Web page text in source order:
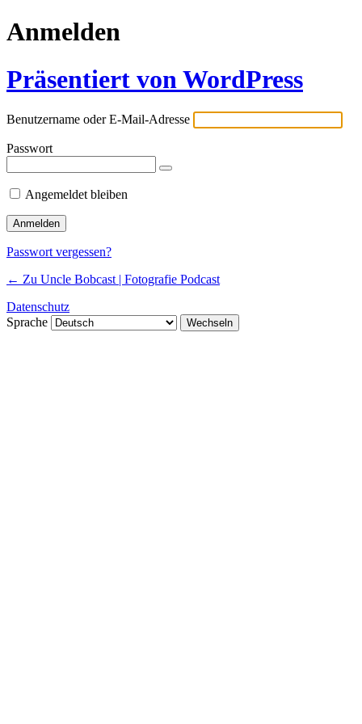
Anmelden
Präsentiert von WordPress
Benutzername oder E-Mail-Adresse
Passwort
Angemeldet bleiben
Passwort vergessen?
← Zu Uncle Bobcast | Fotografie Podcast
Datenschutz
Sprache